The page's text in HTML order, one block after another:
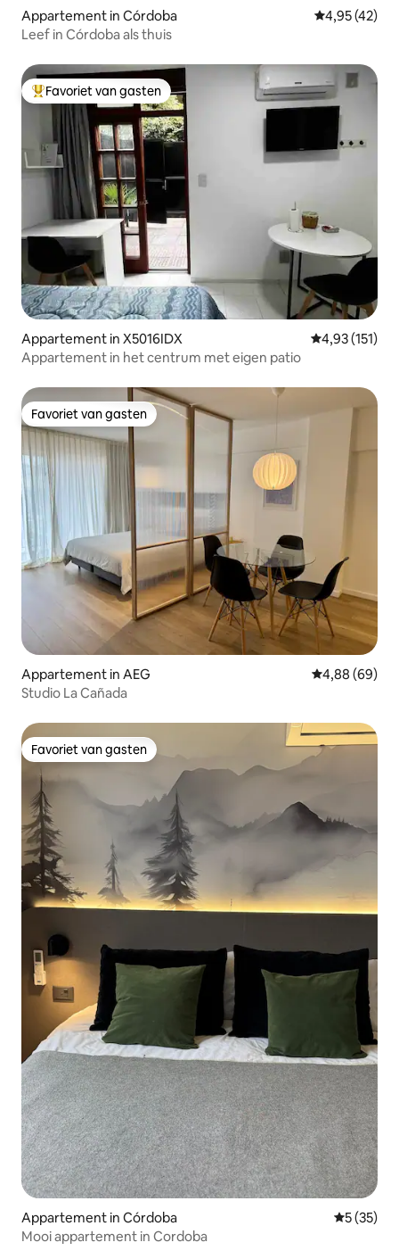
Appartement in Córdoba Gemiddelde
4,95 (42)
Leef in Córdoba als thuis
Topfavoriet van gasten
Favoriet van gasten
Appartement in X5016IDX Gemiddelde
4,93 (151)
Appartement in het centrum met eigen patio
Favoriet van gasten
Favoriet van gasten
Appartement in AEG Gemiddelde
4,88 (69)
Studio La Cañada
Favoriet van gasten
Favoriet van gasten
Appartement in Córdoba
5 (35)
Mooi appartement in Cordoba